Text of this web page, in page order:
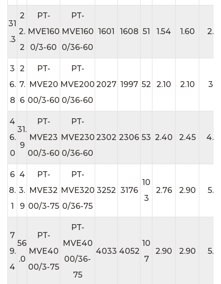
31
.3
2
2.
2
PT-
MVE160
0/3-60
PT-
MVE160
0/36-60
1601 1608 51 1.54 1.60
3
6.
8
2
7.
6
PT-
MVE20
00/3-60
PT-
MVE200
0/36-60
2027 1997 52 2.10 2.10
4
6.
0
31.
9
PT-
MVE23
00/3-60
PT-
MVE230
0/36-60
2302 2306 53 2.40 2.45
6
8.
1
4
3.
9
PT-
MVE32
00/3-75
PT-
MVE320
0/36-75
3252 3176
10
3
2.76 2.90
7
9.
4
56
.0
PT-
MVE40
00/3-75
PT-
MVE40
00/36-
75
4033 4052
10
7
2.90 2.90